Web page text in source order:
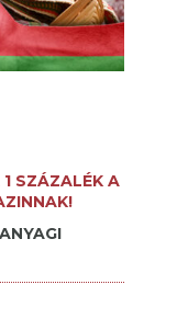
SZÁZALÉK A
ANYAGI